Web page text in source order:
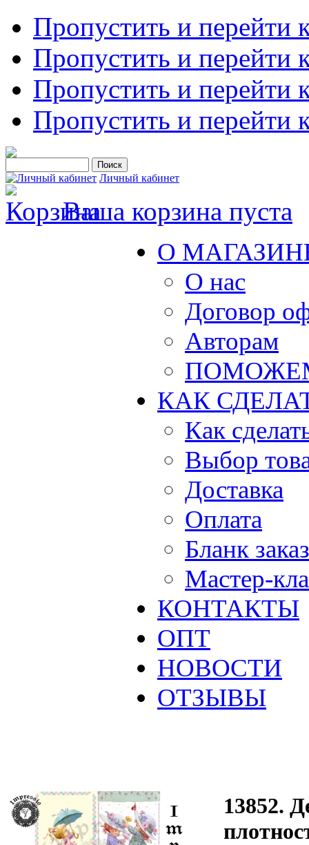
Пропустить и перейти
Пропустить и перейти
Пропустить и перейти
Пропустить и перейти
Личный кабинет
Ваша корзина пуста
О
О нас
Договор
Авторам
КАК
Как
Выбор
Доставка
Оплата
Бланк
Мастер-
КОНТАКТЫ
ОПТ
НОВОСТИ
ОТЗЫВЫ
13852.